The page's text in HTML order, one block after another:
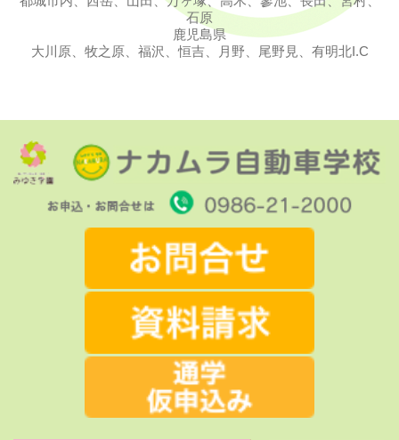
石原
鹿児島県
大川原、牧之原、福沢、恒吉、月野、尾野見、有明北I.C